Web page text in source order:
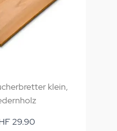
klein,
29.90